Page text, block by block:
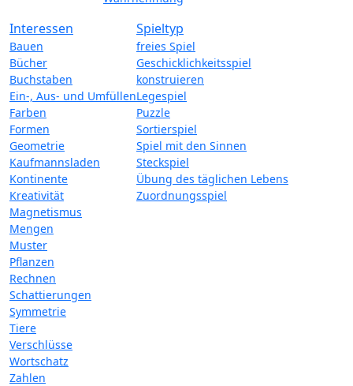
Interessen
Bauen
Bücher
Buchstaben
Ein-, Aus- und Umfüllen
Farben
Formen
Geometrie
Kaufmannsladen
Kontinente
Kreativität
Magnetismus
Mengen
Muster
Pflanzen
Rechnen
Schattierungen
Symmetrie
Tiere
Verschlüsse
Wortschatz
Zahlen
Spieltyp
freies Spiel
Geschicklichkeitsspiel
konstruieren
Legespiel
Puzzle
Sortierspiel
Spiel mit den Sinnen
Steckspiel
Übung des täglichen Lebens
Zuordnungsspiel